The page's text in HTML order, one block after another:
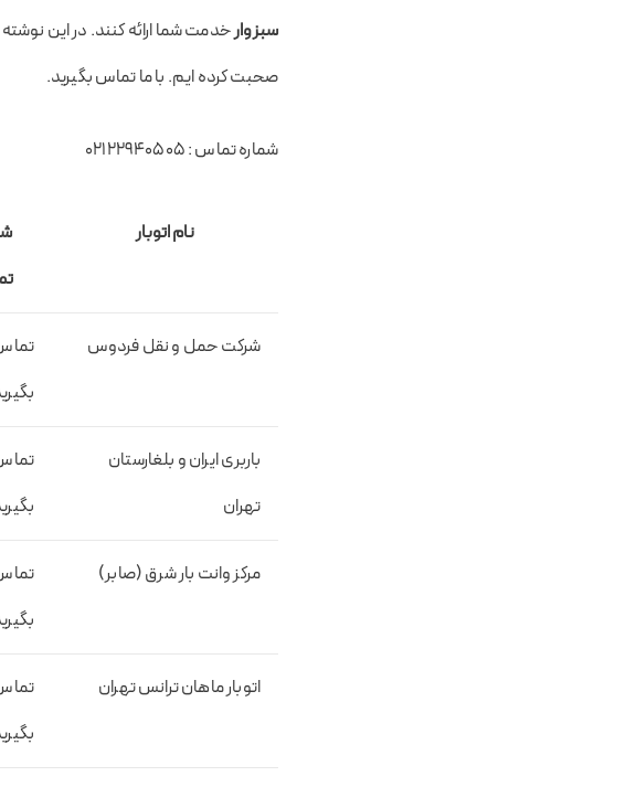
سبزوارخدمت شما ارائه کنند. در این نوشته
صحبت کرده ایم. با ما تماس بگیرید.
شماره تماس : 02122940505
نام اتوبار
شرکت حمل و نقل فردوس
باربری ایران و بلغارستان
تهران
مرکز وانت بار شرق (صابر)
اتوبار ماهان ترانس تهران